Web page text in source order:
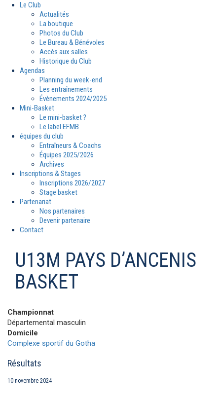
Le Club
Actualités
La boutique
Photos du Club
Le Bureau & Bénévoles
Accès aux salles
Historique du Club
Agendas
Planning du week-end
Les entraînements
Évènements 2024/2025
Mini-Basket
Le mini-basket ?
Le label EFMB
équipes du club
Entraîneurs & Coachs
Équipes 2025/2026
Archives
Inscriptions & Stages
Inscriptions 2026/2027
Stage basket
Partenariat
Nos partenaires
Devenir partenaire
Contact
U13M PAYS D’ANCENIS
BASKET
Championnat
Départemental masculin
Domicile
Complexe sportif du Gotha
Résultats
10 novembre 2024